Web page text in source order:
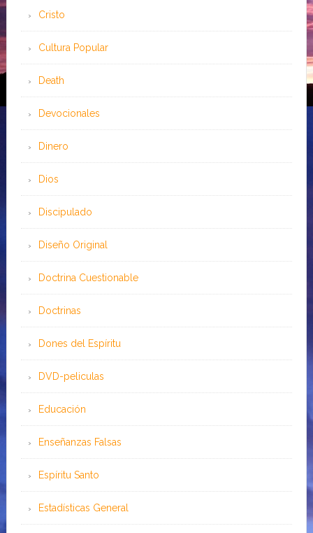
Cristo
Cultura Popular
Death
Devocionales
Dinero
Dios
Discipulado
Diseño Original
Doctrina Cuestionable
Doctrinas
Dones del Espíritu
DVD-peliculas
Educación
Enseñanzas Falsas
Espíritu Santo
Estadísticas General